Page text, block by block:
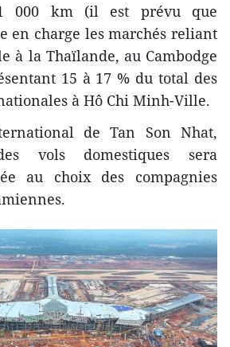
000 km (il est prévu que
en charge les marchés reliant
à la Thaïlande, au Cambodge
15 à 17 % du total des
à Hô Chi Minh-Ville.
de Tan Son Nhat,
vols domestiques sera
au choix des compagnies